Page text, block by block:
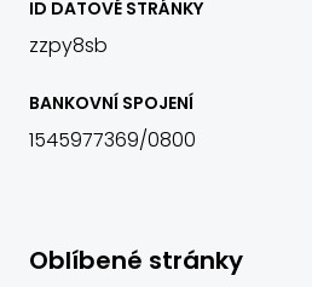
ID DATOVÉ STRÁNKY
zzpy8sb
BANKOVNÍ SPOJENÍ
1545977369/0800
Oblíbené stránky